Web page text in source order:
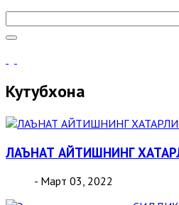
Кутубхона
ЛАЪНАТ АЙТИШНИНГ
- Март 03, 2022